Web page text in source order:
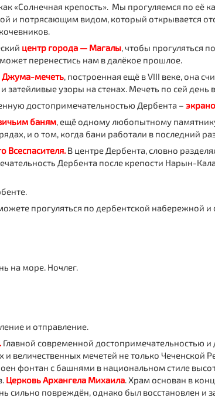
«Солнечная крепость». Мы прогуляемся по
и потрясающим видом, который открывается
центр города — Магалы, чтобы прогуляться
перенестись нам в далёкое прошлое.
Джума-мечеть, построенная ещё в VIII веке, она
затейливые узоры на стенах. Мечеть по сей день
достопримечательностью Дербента –
баням, ещё одному любопытному памятнику
и о том, когда бани работали в последний
Всеспасителя. В центре Дербента, словно
Дербента после крепости Нарын-
прогуляться по дербентской набережной и
на море. Ночлег.
и отправление.
Главной современной достопримечательностью
величественных мечетей не только Чеченской
фонтан с башнями в национальном стиле
Церковь Архангела Михаила. Храм основан в
сильно повреждён, однако был восстановлен и